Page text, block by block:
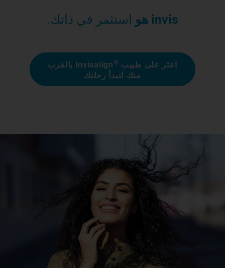
invis هو استثمر في ذاتك.
اعثر على طبيب ®
Invisalign بالقرب
منك لتبدأ رحلتك